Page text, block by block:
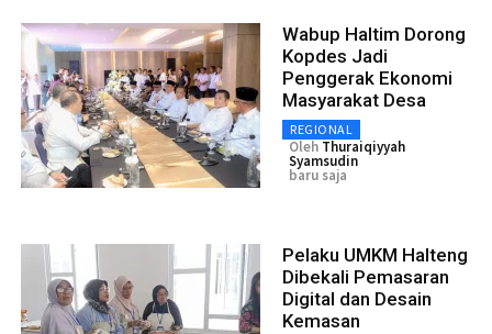
Wabup Haltim Dorong
Kopdes Jadi
Penggerak Ekonomi
Masyarakat Desa
REGIONAL
Oleh Thuraiqiyyah
Syamsudin
baru saja
Pelaku UMKM Halteng
Dibekali Pemasaran
Digital dan Desain
Kemasan